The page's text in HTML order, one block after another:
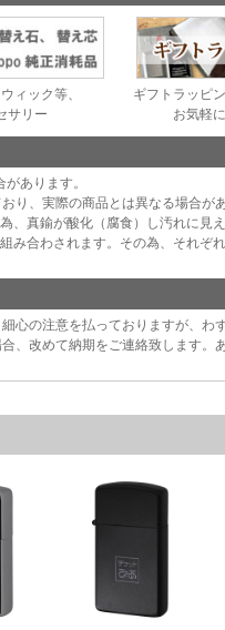
ィック等、
サリー
ギフトラッピ
お気軽
あります。
り、実際の商品とは異なる場合があ
真鍮が酸化（腐食）し汚れに見え
み合わされます。その為、それぞ
心の注意を払っておりますが、わ
、改めて納期をご連絡致します。